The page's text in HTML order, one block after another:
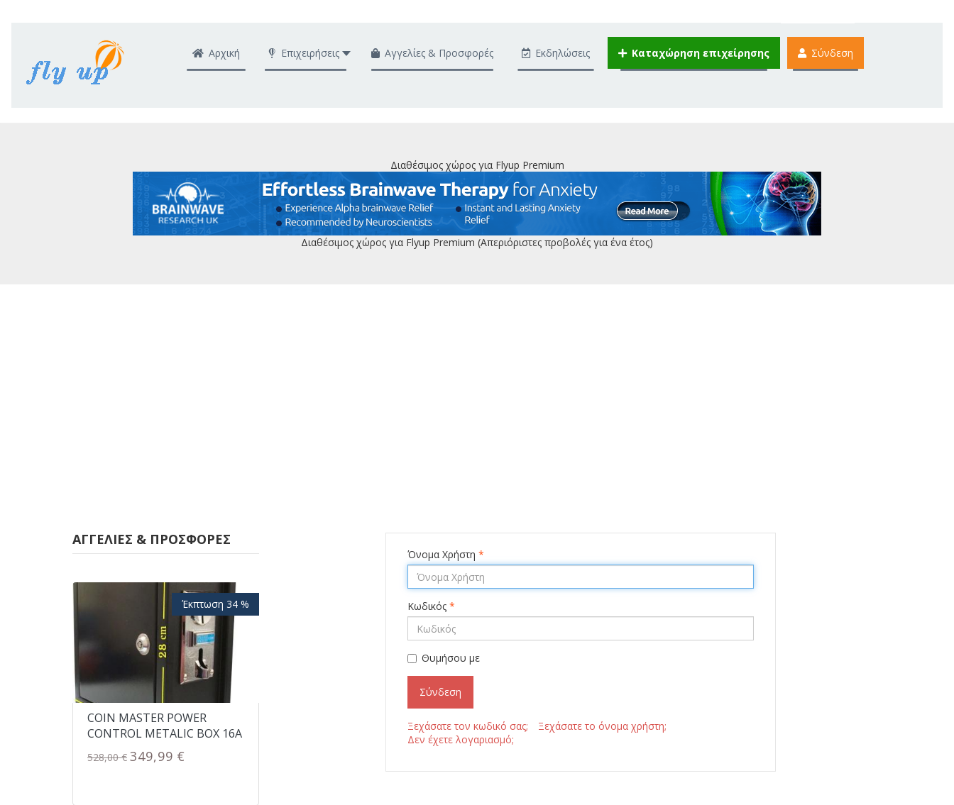
Αρχική Επιχειρήσεις Αγγελίες & Προσφορές Εκδηλώσεις Καταχώρηση επιχείρησης Σύνδεση
Διαθέσιμος χώρος για Flyup Premium
Διαθέσιμος χώρος για Flyup Premium (Απεριόριστες προβολές για ένα έτος)
Όνομα Χρήστη *
Κωδικός *
Θυμήσου με
Σύνδεση
Ξεχάσατε τον κωδικό σας;
Ξεχάσατε το όνομα χρήστη;
Δεν έχετε λογαριασμό;
ΑΓΓΕΛΊΕΣ & ΠΡΟΣΦΟΡΈΣ
Έκπτωση 34 %
COIN MASTER POWER
CONTROL METALIC BOX 16A
528,00 € 349,99 €